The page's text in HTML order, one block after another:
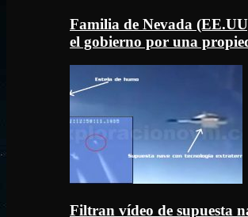
Familia de Nevada
el gobierno por una
Filtran vídeo de supuesta